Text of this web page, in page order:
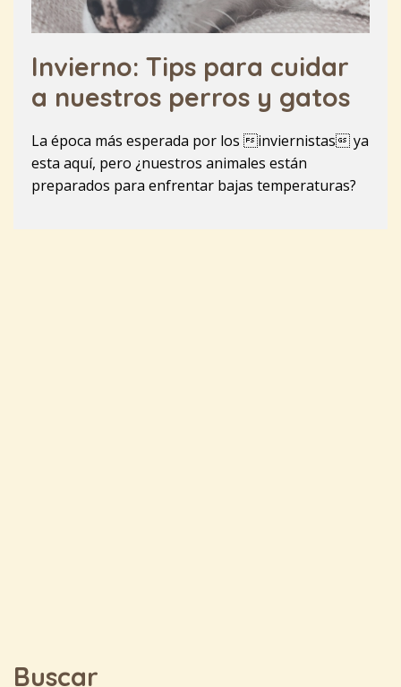
Invierno: Tips para cuidar
a nuestros perros y gatos
La época más esperada por los inviernistas ya
esta aquí, pero ¿nuestros animales están
preparados para enfrentar bajas temperaturas?
Buscar